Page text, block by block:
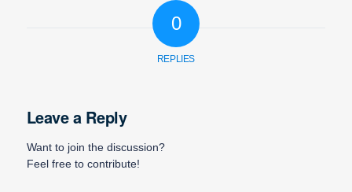
0
REPLIES
Leave a Reply
Want to join the discussion?
Feel free to contribute!